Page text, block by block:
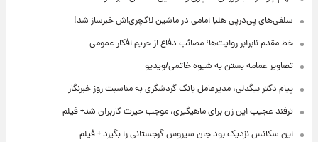
سلفی‌های پی‌درپی هلیا امامی در ماشین لاکچری‌اش خبرساز شد!
خط مقدم نابرابر روایت‌ها؛ مصائب دفاع از حریم افکار عمومی
تصاویر عمامه بستن به شیوه خاتمی/ویدیو
پیام دکتر بیگدلی، مدیرعامل بانک گردشگری به مناسبت روز خبرنگار
ترفند عجیب این زن برای ماهیگیری، موجب حیرت کاربران شد+ فیلم
این سکانس نزدیک بود جان سیروس گرجستانی را بگیرد + فیلم